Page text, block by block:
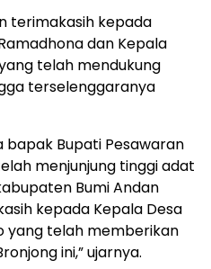
terimakasih kepada
dan Kepala
telah mendukung
terselenggaranya
bapak Bupati Pesawaran
menjunjung tinggi adat
Bumi Andan
kepada Kepala Desa
yang telah memberikan
ini,” ujarnya.